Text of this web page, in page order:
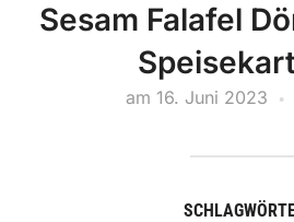
Sesam Falafel
am 16. Juni 2023